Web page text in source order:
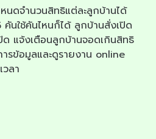
นดจำนวนสิทธิแต่ละลูกบ้านได้
คันใช้คันไหนก็ได้ ลูกบ้านสั่งเปิด
แจ้งเตือนลูกบ้านจอดเกินสิทธิ
ารข้อมูลและดูรายงาน online
ลา